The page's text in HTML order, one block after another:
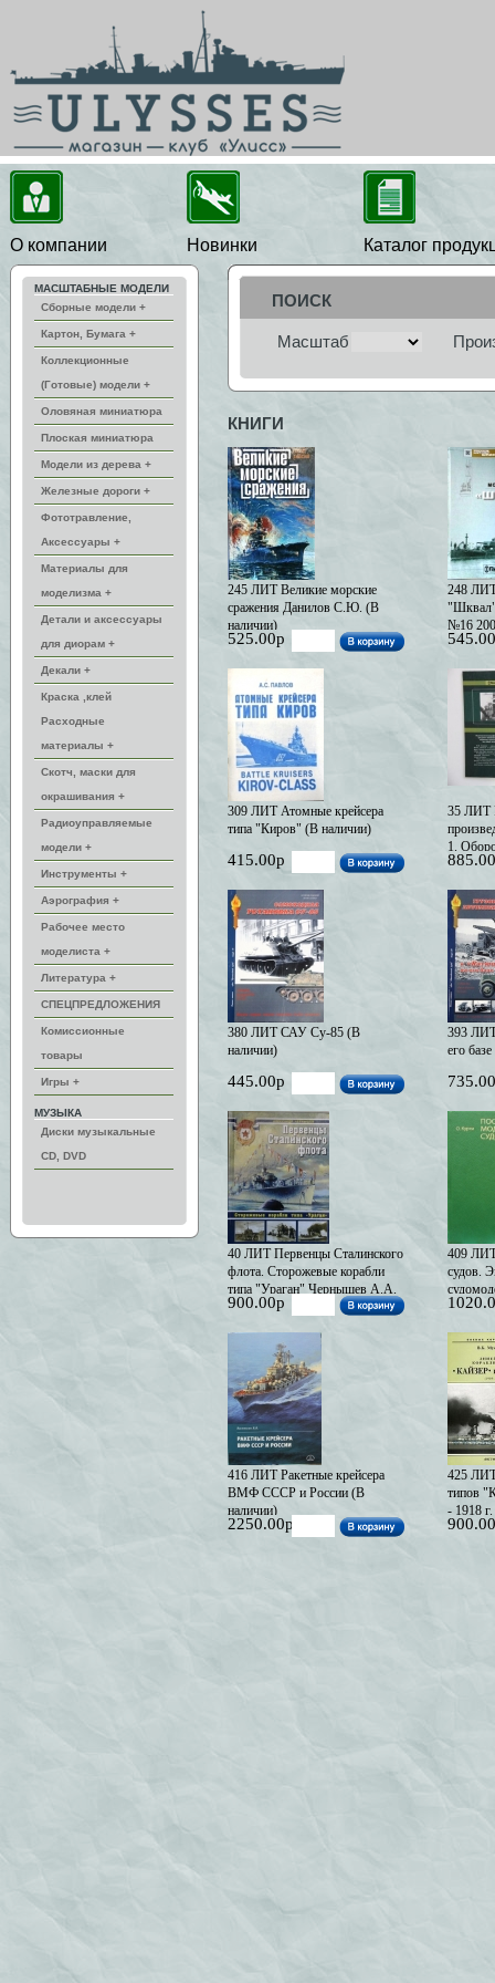
О компании Новинки Каталог
МАСШТАБНЫЕ МОДЕЛИ
Сборные модели +
Картон, Бумага +
Коллекционные
(Готовые) модели +
Оловяная миниатюра
Плоская миниатюра
Модели из дерева +
Железные дороги +
Фототравление,
Аксессуары +
Материалы для
моделизма +
Детали и аксессуары
для диорам +
Декали +
Краска ,клей
Расходные
материалы +
Скотч, маски для
окрашивания +
Радиоуправляемые
модели +
Инструменты +
Аэрография +
Рабочее место
моделиста +
Литература +
СПЕЦПРЕДЛОЖЕНИЯ
Комиссионные
товары
Игры +
МУЗЫКА
Диски музыкальные
CD, DVD
ПОИСК
Масштаб
КНИГИ
245 ЛИТ Великие морские
сражения Данилов С.Ю. (В
наличии)
525.00р
248
№16
309 ЛИТ Атомные крейсера
типа "Киров" (В наличии)
415.00р
35 ЛИТ
1.
поход
380 ЛИТ САУ Су-85 (В
наличии)
445.00р
393
его
40 ЛИТ Первенцы Сталинского
флота. Сторожевые корабли
типа "Ураган" Чернышев А.А.
(В наличии)
900.00р
409
судов.
1977;
416 ЛИТ Ракетные крейсера
ВМФ СССР и России (В
наличии)
2250.00р
425
типов
- 1918